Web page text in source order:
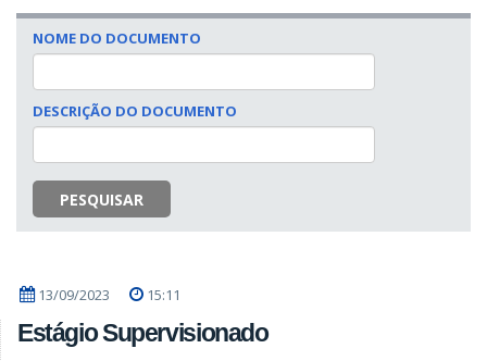
NOME DO DOCUMENTO
DESCRIÇÃO DO DOCUMENTO
PESQUISAR
13/09/2023 15:11
Estágio Supervisionado